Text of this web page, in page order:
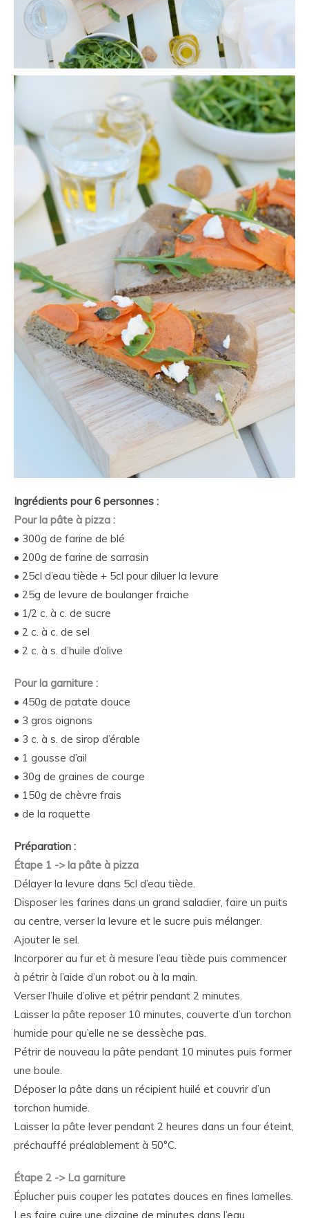
Ingrédients pour 6 personnes :
Pour la pâte à pizza :
• 300g de farine de blé
• 200g de farine de sarrasin
• 25cl d’eau tiède + 5cl pour diluer la levure
• 25g de levure de boulanger fraiche
• 1/2 c. à c. de sucre
• 2 c. à c. de sel
• 2 c. à s. d’huile d’olive
Pour la garniture :
• 450g de patate douce
• 3 gros oignons
• 3 c. à s. de sirop d’érable
• 1 gousse d’ail
• 30g de graines de courge
• 150g de chèvre frais
• de la roquette
Préparation :
Étape 1 -> la pâte à pizza
Délayer la levure dans 5cl d’eau tiède.
Disposer les farines dans un grand saladier, faire un puits
au centre, verser la levure et le sucre puis mélanger.
Ajouter le sel.
Incorporer au fur et à mesure l’eau tiède puis commencer
à pétrir à l’aide d’un robot ou à la main.
Verser l’huile d’olive et pétrir pendant 2 minutes.
Laisser la pâte reposer 10 minutes, couverte d’un torchon
humide pour qu’elle ne se dessèche pas.
Pétrir de nouveau la pâte pendant 10 minutes puis former
une boule.
Déposer la pâte dans un récipient huilé et couvrir d’un
torchon humide.
Laisser la pâte lever pendant 2 heures dans un four éteint,
préchauffé préalablement à 50°C.
Étape 2 -> La garniture
Éplucher puis couper les patates douces en fines lamelles.
Les faire cuire une dizaine de minutes dans l’eau.